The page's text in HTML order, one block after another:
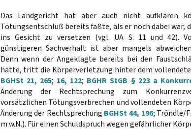
Das Landgericht hat aber auch nicht aufklären
Tötungsentschluß bereits faßte, als er noch dabei war,
ins Gesicht zu versetzen (vgl. UA S. 11 und 42).
günstigeren Sachverhalt ist aber mangels
Denn wenn der Angeklagte bereits bei den
hatte, tritt die Körperverletzung hinter dem
BGHSt 21, 265; 16, 122; BGHR StGB § 223 a
Änderung der Rechtsprechung zum
vorsätzlichen Tötungsverbrechen und vollendeten
Änderung der Rechtsprechung BGHSt 44, 196; Tröndle/
m.w.N.). Für einen Schuldspruch wegen gefährlicher